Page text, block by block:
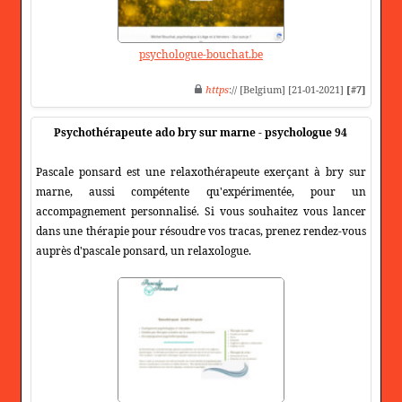
psychologue-bouchat.be
https:// [Belgium] [21-01-2021] [#7]
Psychothérapeute ado bry sur marne - psychologue 94
Pascale ponsard est une relaxothérapeute exerçant à bry sur
marne, aussi compétente qu'expérimentée, pour un
accompagnement personnalisé. Si vous souhaitez vous lancer
dans une thérapie pour résoudre vos tracas, prenez rendez-vous
auprès d'pascale ponsard, un relaxologue.